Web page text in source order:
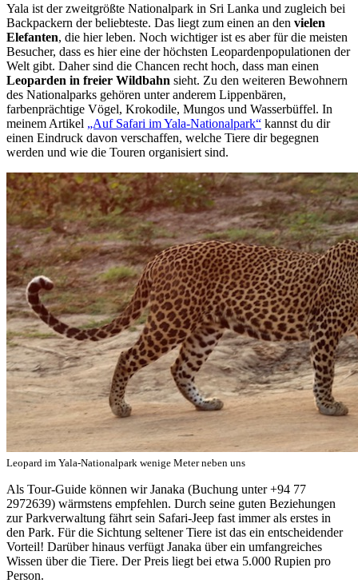
Yala ist der zweitgrößte Nationalpark in Sri Lanka und zugleich bei
Backpackern der beliebteste. Das liegt zum einen an den vielen
Elefanten, die hier leben. Noch wichtiger ist es aber für die meisten
Besucher, dass es hier eine der höchsten Leopardenpopulationen der
Welt gibt. Daher sind die Chancen recht hoch, dass man einen
Leoparden in freier Wildbahn sieht. Zu den weiteren Bewohnern
des Nationalparks gehören unter anderem Lippenbären,
farbenprächtige Vögel, Krokodile, Mungos und Wasserbüffel. In
meinem Artikel „Auf Safari im Yala-Nationalpark“ kannst du dir
einen Eindruck davon verschaffen, welche Tiere dir begegnen
werden und wie die Touren organisiert sind.
Leopard im Yala-Nationalpark wenige Meter neben uns
Als Tour-Guide können wir Janaka (Buchung unter +94 77
2972639) wärmstens empfehlen. Durch seine guten Beziehungen
zur Parkverwaltung fährt sein Safari-Jeep fast immer als erstes in
den Park. Für die Sichtung seltener Tiere ist das ein entscheidender
Vorteil! Darüber hinaus verfügt Janaka über ein umfangreiches
Wissen über die Tiere. Der Preis liegt bei etwa 5.000 Rupien pro
Person.